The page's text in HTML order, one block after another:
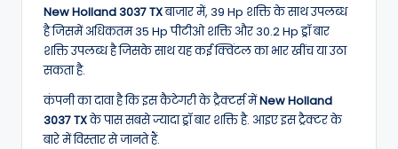
New Holland 3037 TXबाजार में, 39 Hp शक्ति के साथ उपलब्ध
है जिसमें अधिकतम 35 Hp पीटीओ शक्ति और 30.2 Hp ड्रॉ बार
शक्ति उपलब्ध है जिसके साथ यह कई क्विंटल का भार खींच या उठा
सकता है.
कंपनी का दावा है कि इस कैटेगरी के ट्रैक्टर्स मेंNew Holland
3037 TXके पास सबसे ज्यादा ड्रॉ बार शक्ति है. आइए इस ट्रैक्टर के
बारे में विस्तार से जानते हैं.